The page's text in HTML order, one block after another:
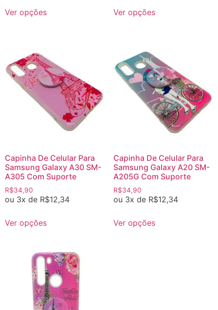
Ver opções Ver opções
Capinha De Celular Para
Samsung Galaxy A30 SM-
A305 Com Suporte
R$34,90
ou 3x de R$12,34
Ver opções
Capinha De Celular Para
Samsung Galaxy A20 SM-
A205G Com Suporte
R$34,90
ou 3x de R$12,34
Ver opções